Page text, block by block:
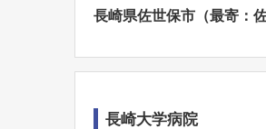
長崎県佐世保市（最寄：
長崎大学病院